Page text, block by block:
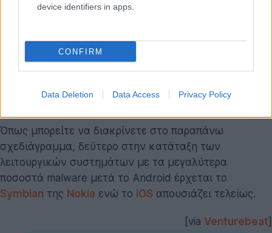
device identifiers in apps.
CONFIRM
Data Deletion Data Access Privacy Policy
Όπως μπορείτε να διακρίνετε στο παραπάνω
σχεδιάγραμμα, δεύτερο στην κατάταξη των
λειτουργικών συστημάτων με τα μεγαλύτερα
ποσοστά malware μετά το Android έρχεται το
Symbian της Nokia ενώ το iOS απουσιάζει τελείως.
[via Venturebeat]